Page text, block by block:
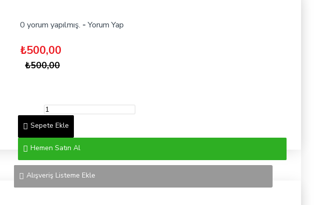
0 yorum yapılmış. - Yorum Yap
₺500,00
₺500,00
Sepete Ekle
Hemen Satın Al
Alışveriş Listeme Ekle